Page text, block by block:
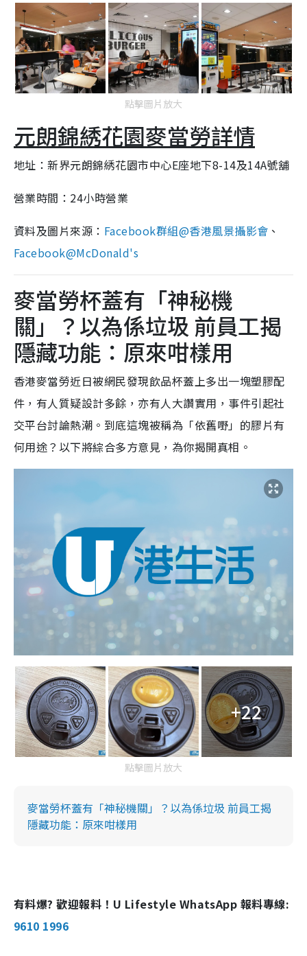
點擊圖片放大
元朗錦綉花園麥當勞詳情
地址：新界元朗錦綉花園市中心E座地下8-14及14A號舖
營業時間：24小時營業
資料及圖片來源： Facebook群組@香港風景攝影會 、
Facebook@McDonald's
麥當勞杯蓋有「神秘機
關」？以為係垃圾 前員工揭
隱藏功能：原來咁樣用
香港麥當勞近日被網民發現飲品杯蓋上多出一塊塑膠配
件，有人質疑設計多餘，亦有人大讚實用，事件引起社
交平台討論熱潮。到底這塊被稱為「依舊嘢」的膠片有
何用途？以下將綜合多方意見，為你揭開真相。
+22
點擊圖片放大
麥當勞杯蓋有「神秘機關」？以為係垃圾 前員工揭
隱藏功能：原來咁樣用
有料爆? 歡迎報料！U Lifestyle WhatsApp 報料專線:
9610 1996